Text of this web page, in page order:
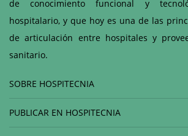
de conocimiento funcional y
hospitalario, y que hoy es una de las
de articulación entre hospitales y
sanitario.
SOBRE HOSPITECNIA
PUBLICAR EN HOSPITECNIA